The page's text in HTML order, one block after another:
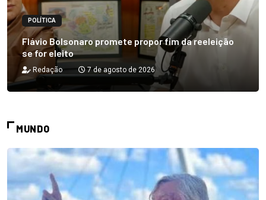
POLÍTICA
Flávio Bolsonaro promete propor fim da reeleição
se for eleito
Redação 7 de agosto de 2026
MUNDO